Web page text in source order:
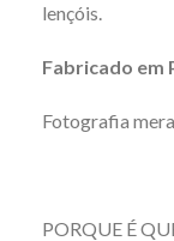
lençóis.
Fabricado em
Fotografia
PORQUE É